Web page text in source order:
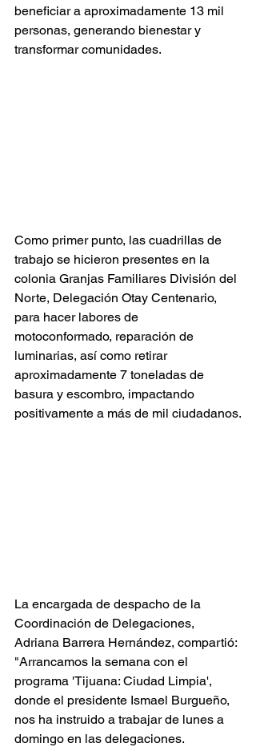
beneficiar a aproximadamente 13 mil
personas, generando bienestar y
transformar comunidades.
Como primer punto, las cuadrillas de
trabajo se hicieron presentes en la
colonia Granjas Familiares División del
Norte, Delegación Otay Centenario,
para hacer labores de
motoconformado, reparación de
luminarias, así como retirar
aproximadamente 7 toneladas de
basura y escombro, impactando
positivamente a más de mil ciudadanos.
La encargada de despacho de la
Coordinación de Delegaciones,
Adriana Barrera Hernández, compartió:
"Arrancamos la semana con el
programa 'Tijuana: Ciudad Limpia',
donde el presidente Ismael Burgueño,
nos ha instruido a trabajar de lunes a
domingo en las delegaciones.